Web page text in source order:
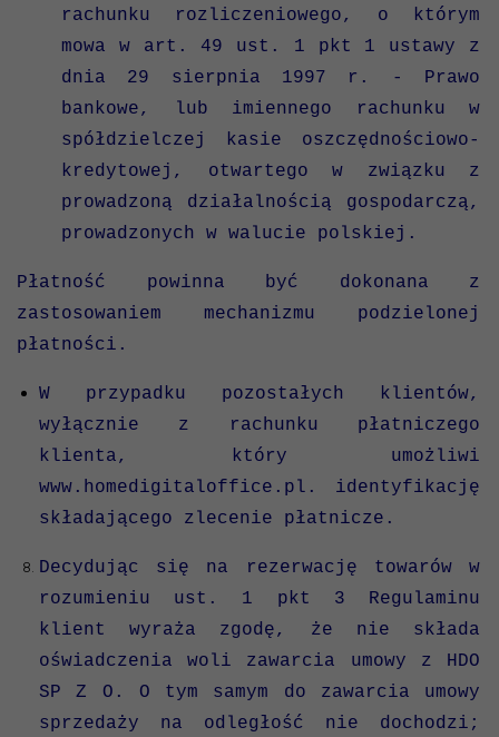
rachunku rozliczeniowego, o którym
mowa w art. 49 ust. 1 pkt 1 ustawy z
dnia 29 sierpnia 1997 r. - Prawo
bankowe, lub imiennego rachunku w
spółdzielczej kasie oszczędnościowo-
kredytowej, otwartego w związku z
prowadzoną działalnością gospodarczą,
prowadzonych w walucie polskiej.
Płatność powinna być dokonana z
zastosowaniem mechanizmu podzielonej
płatności.
W przypadku pozostałych klientów,
wyłącznie z rachunku płatniczego
klienta, który umożliwi
www.homedigitaloffice.pl. identyfikację
składającego zlecenie płatnicze.
Decydując się na rezerwację towarów w
rozumieniu ust. 1 pkt 3 Regulaminu
klient wyraża zgodę, że nie składa
oświadczenia woli zawarcia umowy z HDO
SP Z O. O tym samym do zawarcia umowy
sprzedaży na odległość nie dochodzi;